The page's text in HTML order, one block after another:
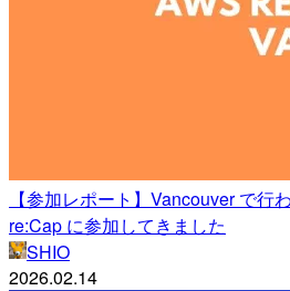
【参加レポート】Vancouver で行
re:Cap に参加してきました
SHIO
2026.02.14